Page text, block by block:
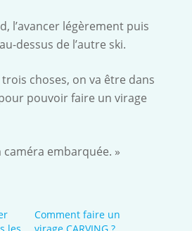
l’avancer légèrement puis
dessus de l’autre ski.
choses, on va être dans
pouvoir faire un virage
caméra embarquée. »
Comment faire un